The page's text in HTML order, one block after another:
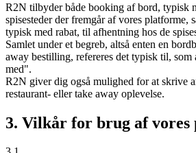
R2N tilbyder både booking af bord, typisk
spisesteder der fremgår af vores platforme,
typisk med rabat, til afhentning hos de
Samlet under et begreb, altså enten en
away bestilling, refereres det typisk til, som
med".
R2N giver dig også mulighed for at skrive
restaurant- eller take away oplevelse.
3. Vilkår for brug af vores